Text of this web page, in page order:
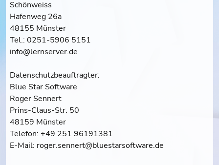
Schönweiss
Hafenweg 26a
48155 Münster
Tel.: 0251-5906 5151
info@lernserver.de
Datenschutzbeauftragter:
Blue Star Software
Roger Sennert
Prins-Claus-Str. 50
48159 Münster
Telefon: +49 251 96191381
E-Mail: roger.sennert@bluestarsoftware.de